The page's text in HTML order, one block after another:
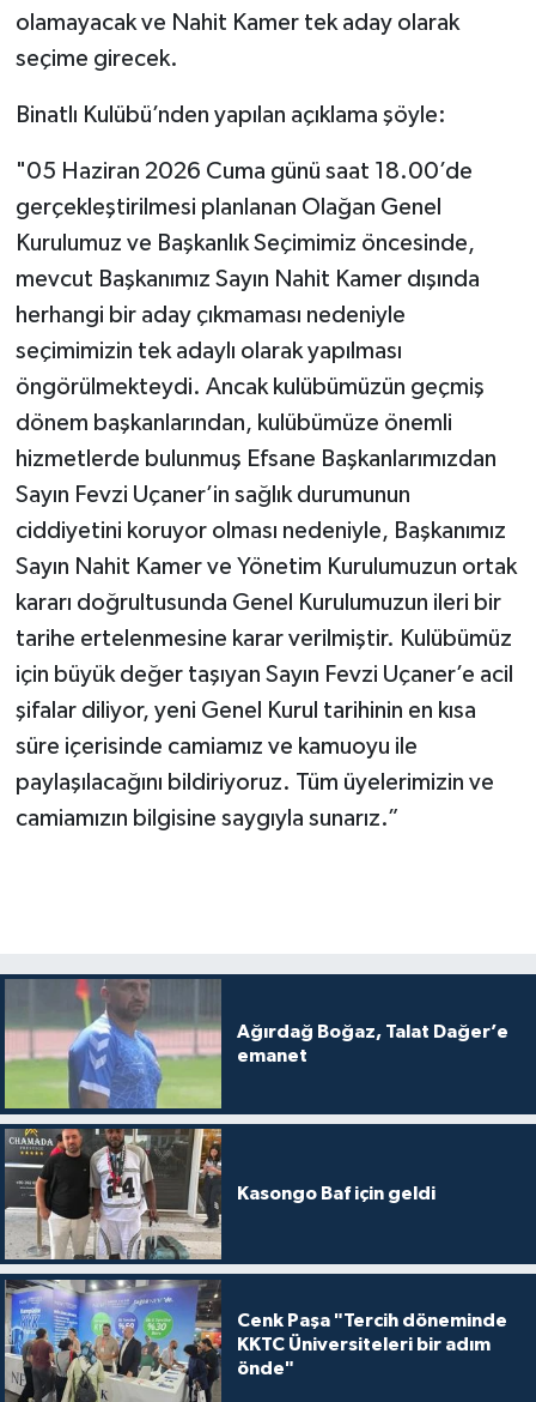
olamayacak ve Nahit Kamer tek aday olarak
seçime girecek.
Binatlı Kulübü’nden yapılan açıklama şöyle:
"05 Haziran 2026 Cuma günü saat 18.00’de
gerçekleştirilmesi planlanan Olağan Genel
Kurulumuz ve Başkanlık Seçimimiz öncesinde,
mevcut Başkanımız Sayın Nahit Kamer dışında
herhangi bir aday çıkmaması nedeniyle
seçimimizin tek adaylı olarak yapılması
öngörülmekteydi. Ancak kulübümüzün geçmiş
dönem başkanlarından, kulübümüze önemli
hizmetlerde bulunmuş Efsane Başkanlarımızdan
Sayın Fevzi Uçaner’in sağlık durumunun
ciddiyetini koruyor olması nedeniyle, Başkanımız
Sayın Nahit Kamer ve Yönetim Kurulumuzun ortak
kararı doğrultusunda Genel Kurulumuzun ileri bir
tarihe ertelenmesine karar verilmiştir. Kulübümüz
için büyük değer taşıyan Sayın Fevzi Uçaner’e acil
şifalar diliyor, yeni Genel Kurul tarihinin en kısa
süre içerisinde camiamız ve kamuoyu ile
paylaşılacağını bildiriyoruz. Tüm üyelerimizin ve
camiamızın bilgisine saygıyla sunarız.”
Ağırdağ Boğaz, Talat Dağer’e
emanet
Kasongo Baf için geldi
Cenk Paşa "Tercih döneminde
KKTC Üniversiteleri bir adım
önde"